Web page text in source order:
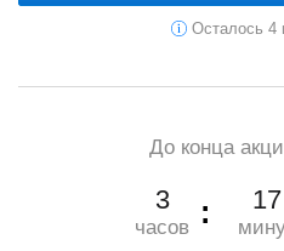
Осталось 4
До конца
3
часов
17